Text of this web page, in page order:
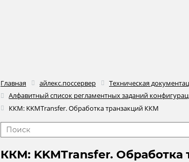
Главная айлекс.поссервер Техническая
Алфавитный список регламентных заданий
ККМ: KKMTransfer. Обработка транзакций ККМ
ККМ: KKMTransfer. Обработка